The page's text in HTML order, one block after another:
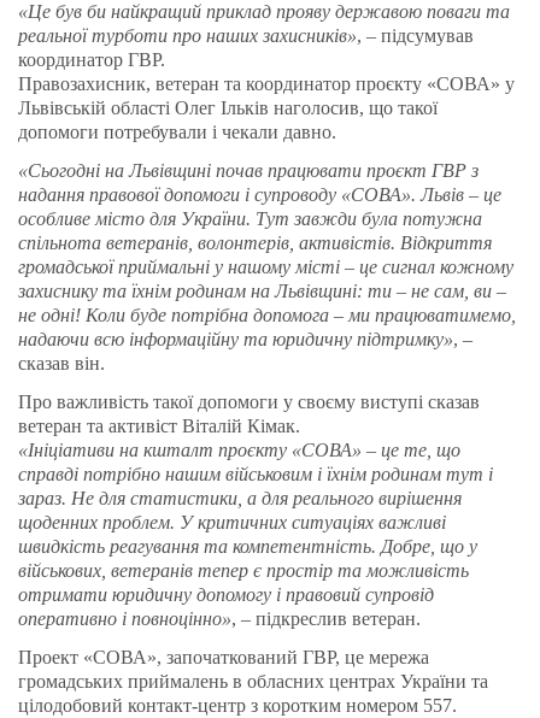
«Це був би найкращий приклад прояву державою поваги та
реальної турботи про наших захисників», – підсумував
координатор ГВР.
Правозахисник, ветеран та координатор проєкту «СОВА» у
Львівській області Олег Ільків наголосив, що такої
допомоги потребували і чекали давно.
«Сьогодні на Львівщині почав працювати проєкт ГВР з
надання правової допомоги і супроводу «СОВА». Львів – це
особливе місто для України. Тут завжди була потужна
спільнота ветеранів, волонтерів, активістів. Відкриття
громадської приймальні у нашому місті – це сигнал кожному
захиснику та їхнім родинам на Львівщині: ти – не сам, ви –
не одні! Коли буде потрібна допомога – ми працюватимемо,
надаючи всю інформаційну та юридичну підтримку», –
сказав він.
Про важливість такої допомоги у своєму виступі сказав
ветеран та активіст Віталій Кімак.
«Ініціативи на кшталт проєкту «СОВА» – це те, що
справді потрібно нашим військовим і їхнім родинам тут і
зараз. Не для статистики, а для реального вирішення
щоденних проблем. У критичних ситуаціях важливі
швидкість реагування та компетентність. Добре, що у
військових, ветеранів тепер є простір та можливість
отримати юридичну допомогу і правовий супровід
оперативно і повноцінно», – підкреслив ветеран.
Проект «СОВА», започаткований ГВР, це мережа
громадських приймалень в обласних центрах України та
цілодобовий контакт-центр з коротким номером 557.